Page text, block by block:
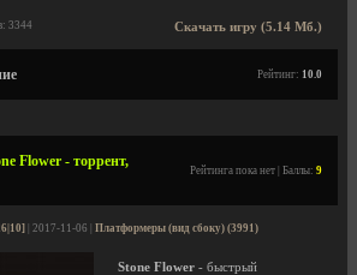
Скачать игру (5.14 Мб.)
3344
Рейтинг: 10.0
Flower - торрент,
Рейтинга пока нет | Баллы: 9
| 2017-11-06 | Платформеры (вид сбоку) (3991)
Stone Flower - быстрый